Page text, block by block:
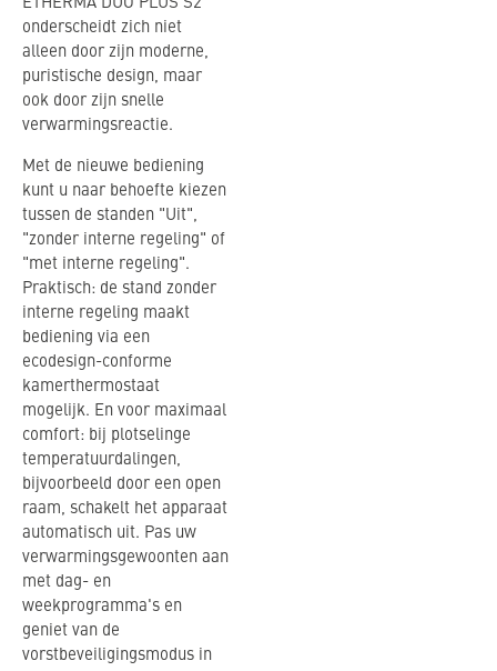
ETHERMA DUO PLUS S2
onderscheidt zich niet
alleen door zijn moderne,
puristische design, maar
ook door zijn snelle
verwarmingsreactie.
Met de nieuwe bediening
kunt u naar behoefte kiezen
tussen de standen "Uit",
"zonder interne regeling" of
"met interne regeling".
Praktisch: de stand zonder
interne regeling maakt
bediening via een
ecodesign-conforme
kamerthermostaat
mogelijk. En voor maximaal
comfort: bij plotselinge
temperatuurdalingen,
bijvoorbeeld door een open
raam, schakelt het apparaat
automatisch uit. Pas uw
verwarmingsgewoonten aan
met dag- en
weekprogramma's en
geniet van de
vorstbeveiligingsmodus in